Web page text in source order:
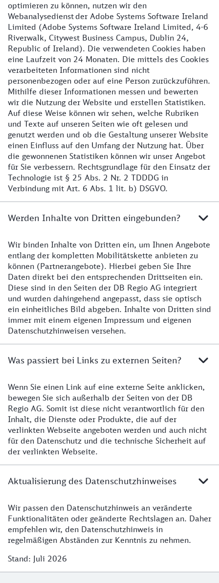
optimieren zu können, nutzen wir den
Webanalysedienst der Adobe Systems Software Ireland
Limited (Adobe Systems Software Ireland Limited, 4-6
Riverwalk, Citywest Business Campus, Dublin 24,
Republic of Ireland). Die verwendeten Cookies haben
eine Laufzeit von 24 Monaten. Die mittels des Cookies
verarbeiteten Informationen sind nicht
personenbezogen oder auf eine Person zurückzuführen.
Mithilfe dieser Informationen messen und bewerten
wir die Nutzung der Website und erstellen Statistiken.
Auf diese Weise können wir sehen, welche Rubriken
und Texte auf unseren Seiten wie oft gelesen und
genutzt werden und ob die Gestaltung unserer Website
einen Einfluss auf den Umfang der Nutzung hat. Über
die gewonnenen Statistiken können wir unser Angebot
für Sie verbessern. Rechtsgrundlage für den Einsatz der
Technologie ist § 25 Abs. 2 Nr. 2 TDDDG in
Verbindung mit Art. 6 Abs. 1 lit. b) DSGVO.
Werden Inhalte von Dritten eingebunden?
Wir binden Inhalte von Dritten ein, um Ihnen Angebote
entlang der kompletten Mobilitätskette anbieten zu
können (Partnerangebote). Hierbei geben Sie Ihre
Daten direkt bei den entsprechenden Drittseiten ein.
Diese sind in den Seiten der DB Regio AG integriert
und wurden dahingehend angepasst, dass sie optisch
ein einheitliches Bild abgeben. Inhalte von Dritten sind
immer mit einem eigenen Impressum und eigenen
Datenschutzhinweisen versehen.
Was passiert bei Links zu externen Seiten?
Wenn Sie einen Link auf eine externe Seite anklicken,
bewegen Sie sich außerhalb der Seiten von der DB
Regio AG. Somit ist diese nicht verantwortlich für den
Inhalt, die Dienste oder Produkte, die auf der
verlinkten Webseite angeboten werden und auch nicht
für den Datenschutz und die technische Sicherheit auf
der verlinkten Webseite.
Aktualisierung des Datenschutzhinweises
Wir passen den Datenschutzhinweis an veränderte
Funktionalitäten oder geänderte Rechtslagen an. Daher
empfehlen wir, den Datenschutzhinweis in
regelmäßigen Abständen zur Kenntnis zu nehmen.
Stand: Juli 2026